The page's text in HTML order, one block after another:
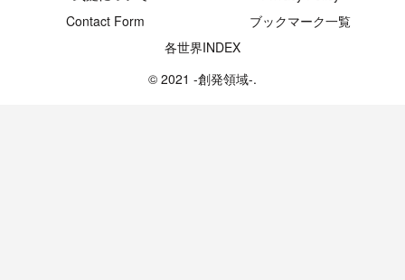
Contact Form
ブックマーク一覧
各世界INDEX
© 2021 -創発領域-.